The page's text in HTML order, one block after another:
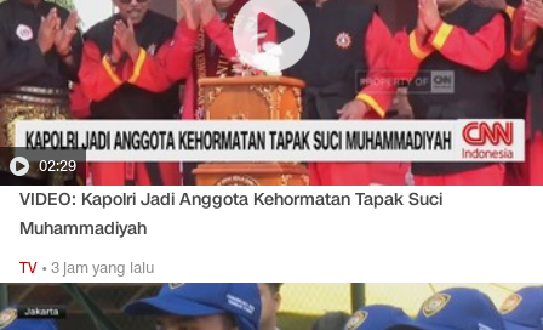
02:29
VIDEO: Kapolri Jadi Anggota Kehormatan Tapak Suci
Muhammadiyah
TV •3 jam yang lalu